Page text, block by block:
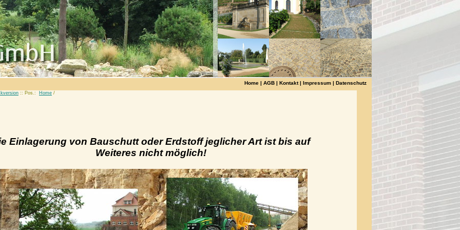
Home | AGB | Kontakt| Impressum | Datenschutz
:: Pos.: Home /
Einlagerung von Bauschutt oder Erdstoff jeglicher Art ist bis auf
Weiteres nicht möglich!